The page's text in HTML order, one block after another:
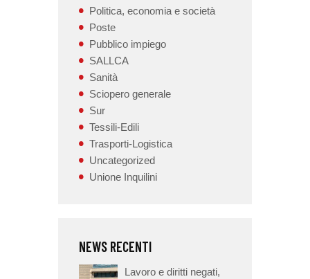
Politica, economia e società
Poste
Pubblico impiego
SALLCA
Sanità
Sciopero generale
Sur
Tessili-Edili
Trasporti-Logistica
Uncategorized
Unione Inquilini
NEWS RECENTI
Lavoro e diritti negati,